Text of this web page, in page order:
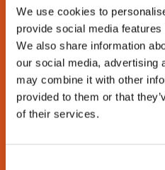
We use cookies to
provide social media
We also share information
our social media, advertising
may combine it with other
provided to them or that
of their services.